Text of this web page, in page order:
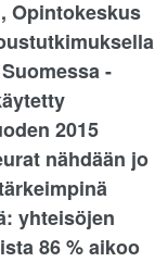
Opintokeskus
-
2015
nähdään jo
yhteisöjen
86 % aikoo